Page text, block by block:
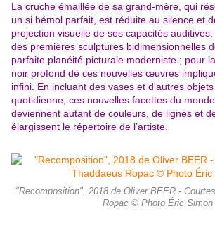
La cruche émaillée de sa grand-mère, qui
un si bémol parfait, est réduite au silence et
projection visuelle de ses capacités
des premières sculptures bidimensionnelles
parfaite planéité picturale moderniste ; pour
noir profond de ces nouvelles œuvres
infini. En incluant des vases et d'autres
quotidienne, ces nouvelles facettes du
deviennent autant de couleurs, de lignes et
élargissent le répertoire de l’artiste.
"Recomposition", 2018 de Oliver BEER -
Ropac © Photo Éric Simon